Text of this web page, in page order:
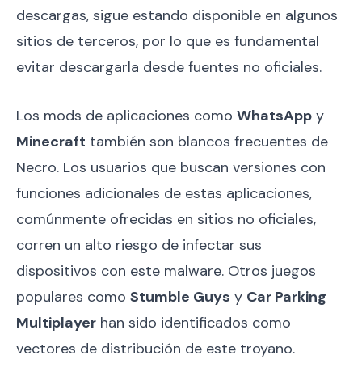
descargas, sigue estando disponible en algunos
sitios de terceros, por lo que es fundamental
evitar descargarla desde fuentes no oficiales.
Los mods de aplicaciones como WhatsApp y
Minecraft también son blancos frecuentes de
Necro. Los usuarios que buscan versiones con
funciones adicionales de estas aplicaciones,
comúnmente ofrecidas en sitios no oficiales,
corren un alto riesgo de infectar sus
dispositivos con este malware. Otros juegos
populares como Stumble Guys y Car Parking
Multiplayer han sido identificados como
vectores de distribución de este troyano.